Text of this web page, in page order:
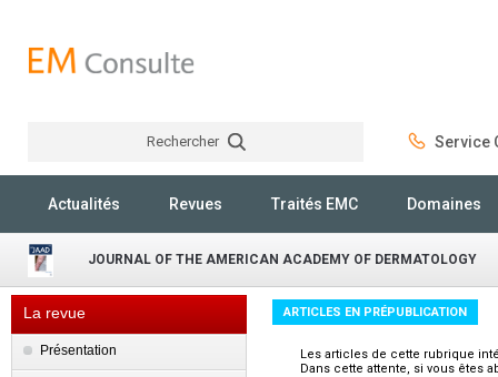
Rechercher Service
Actualités Revues Traités EMC Domaines
JOURNAL OF THE AMERICAN ACADEMY OF DERMATOLOGY
La revue
Présentation
ARTICLES EN PRÉPUBLICATION
Les articles de cette rubrique
Dans cette attente, si vous êtes